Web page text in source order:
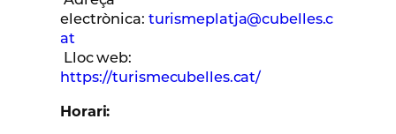
electrònica: turismeplatja@cubelles.c
at
Lloc web:
https://turismecubelles.cat/
Horari: